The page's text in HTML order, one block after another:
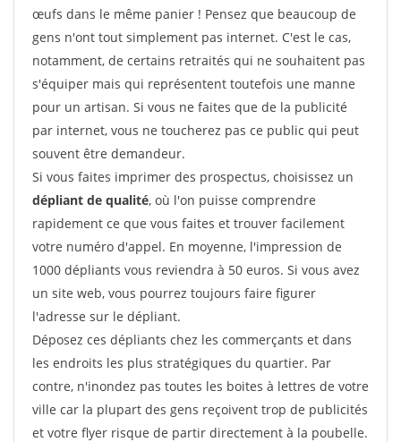
œufs dans le même panier ! Pensez que beaucoup de
gens n'ont tout simplement pas internet. C'est le cas,
notamment, de certains retraités qui ne souhaitent pas
s'équiper mais qui représentent toutefois une manne
pour un artisan. Si vous ne faites que de la publicité
par internet, vous ne toucherez pas ce public qui peut
souvent être demandeur.
Si vous faites imprimer des prospectus, choisissez un
dépliant de qualité, où l'on puisse comprendre
rapidement ce que vous faites et trouver facilement
votre numéro d'appel. En moyenne, l'impression de
1000 dépliants vous reviendra à 50 euros. Si vous avez
un site web, vous pourrez toujours faire figurer
l'adresse sur le dépliant.
Déposez ces dépliants chez les commerçants et dans
les endroits les plus stratégiques du quartier. Par
contre, n'inondez pas toutes les boites à lettres de votre
ville car la plupart des gens reçoivent trop de publicités
et votre flyer risque de partir directement à la poubelle.